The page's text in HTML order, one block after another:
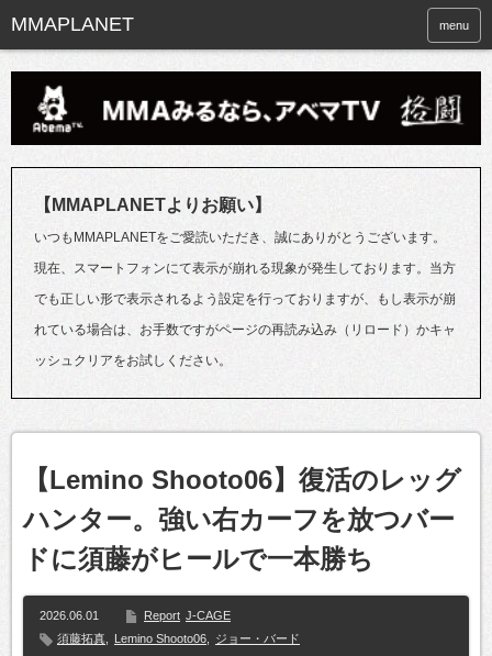
menu
【MMAPLANETよりお願い】
いつもMMAPLANETをご愛読いただき、誠にありがとうございます。
現在、スマートフォンにて表示が崩れる現象が発生しております。当方
でも正しい形で表示されるよう設定を行っておりますが、もし表示が崩
れている場合は、お手数ですがページの再読み込み（リロード）かキャ
ッシュクリアをお試しください。
【Lemino Shooto06】復活のレッグ
ハンター。強い右カーフを放つバー
ドに須藤がヒールで一本勝ち
2026.06.01 Report J-CAGE
須藤拓真
Lemino Shooto06 ジョー・バード